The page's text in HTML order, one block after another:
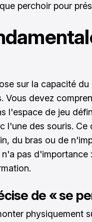
perchoir pour
sur la capacité du
Vous devez
l'espace de jeu
l'une des souris. Ce
du bras ou de
pas
de « se
physiquement